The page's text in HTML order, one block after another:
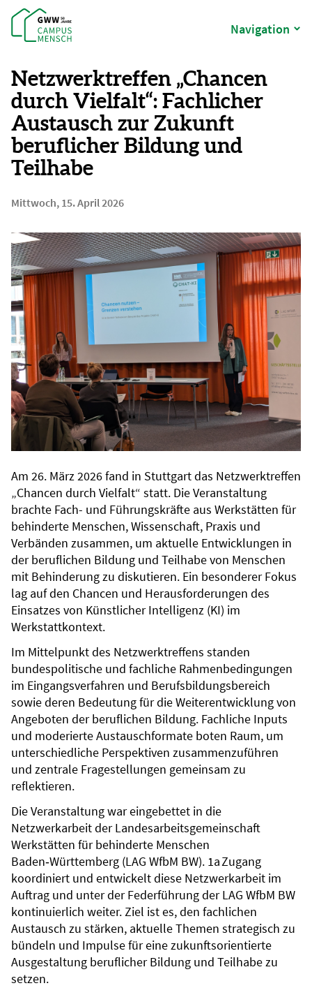
Navigation
Netzwerktreffen „Chancen
durch Vielfalt“: Fachlicher
Austausch zur Zukunft
beruflicher Bildung und
Teilhabe
Mittwoch, 15. April 2026
Am 26. März 2026 fand in Stuttgart das Netzwerktreffen
„Chancen durch Vielfalt“ statt. Die Veranstaltung
brachte Fach- und Führungskräfte aus Werkstätten für
behinderte Menschen, Wissenschaft, Praxis und
Verbänden zusammen, um aktuelle Entwicklungen in
der beruflichen Bildung und Teilhabe von Menschen
mit Behinderung zu diskutieren. Ein besonderer Fokus
lag auf den Chancen und Herausforderungen des
Einsatzes von Künstlicher Intelligenz (KI) im
Werkstattkontext.
Im Mittelpunkt des Netzwerktreffens standen
bundespolitische und fachliche Rahmenbedingungen
im Eingangsverfahren und Berufsbildungsbereich
sowie deren Bedeutung für die Weiterentwicklung von
Angeboten der beruflichen Bildung. Fachliche Inputs
und moderierte Austauschformate boten Raum, um
unterschiedliche Perspektiven zusammenzuführen
und zentrale Fragestellungen gemeinsam zu
reflektieren.
Die Veranstaltung war eingebettet in die
Netzwerkarbeit der Landesarbeitsgemeinschaft
Werkstätten für behinderte Menschen
Baden‑Württemberg (LAG WfbM BW). 1a Zugang
koordiniert und entwickelt diese Netzwerkarbeit im
Auftrag und unter der Federführung der LAG WfbM BW
kontinuierlich weiter. Ziel ist es, den fachlichen
Austausch zu stärken, aktuelle Themen strategisch zu
bündeln und Impulse für eine zukunftsorientierte
Ausgestaltung beruflicher Bildung und Teilhabe zu
setzen.